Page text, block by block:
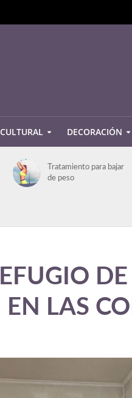
CULTURAL DECORACIÓN
Tratamiento para bajar
de peso
DE
LAS